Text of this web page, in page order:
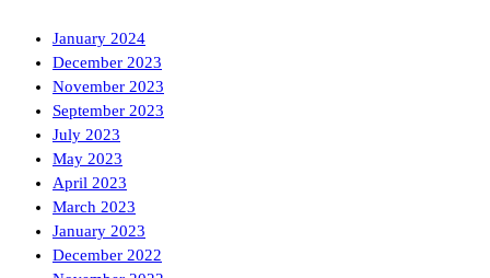
January 2024
December 2023
November 2023
September 2023
July 2023
May 2023
April 2023
March 2023
January 2023
December 2022